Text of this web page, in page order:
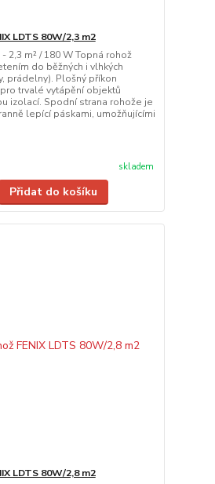
LDTS 80W/2,3 m2
2,3 m² / 180 W Topná rohož
do běžných i vlhkých
prádelny). Plošný příkon
trvalé vytápění objektů
izolací. Spodní strana rohože je
lepící páskami, umožňujícími
skladem
Přidat do košíku
LDTS 80W/2,8 m2